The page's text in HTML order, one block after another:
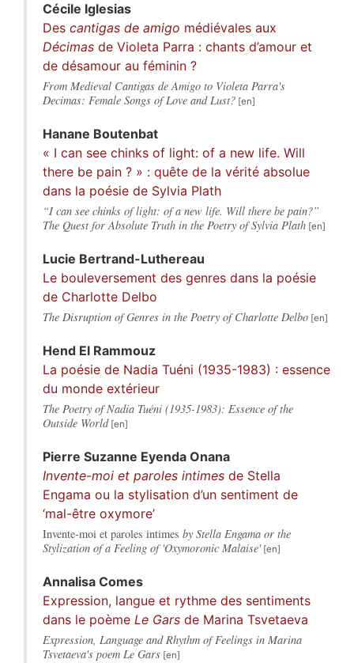
Cécile Iglesias
Des cantigas de amigo médiévales aux
Décimas de Violeta Parra : chants d’amour et
de désamour au féminin ?
From Medieval Cantigas de Amigo to Violeta Parra's
Decimas: Female Songs of Love and Lust?
Hanane Boutenbat
« I can see chinks of light: of a new life. Will
there be pain ? » : quête de la vérité absolue
dans la poésie de Sylvia Plath
“I can see chinks of light: of a new life. Will there be pain?”
The Quest for Absolute Truth in the Poetry of Sylvia Plath
Lucie Bertrand-Luthereau
Le bouleversement des genres dans la poésie
de Charlotte Delbo
The Disruption of Genres in the Poetry of Charlotte Delbo
Hend El Rammouz
La poésie de Nadia Tuéni (1935-1983) : essence
du monde extérieur
The Poetry of Nadia Tuéni (1935-1983): Essence of the
Outside World
Pierre Suzanne Eyenda Onana
Invente-moi et paroles intimes de Stella
Engama ou la stylisation d’un sentiment de
‘mal-être oxymore’
Invente-moi et paroles intimes by Stella Engama or the
Stylization of a Feeling of 'Oxymoronic Malaise'
Annalisa Comes
Expression, langue et rythme des sentiments
dans le poème Le Gars de Marina Tsvetaeva
Expression, Language and Rhythm of Feelings in Marina
Tsvetaeva's poem Le Gars